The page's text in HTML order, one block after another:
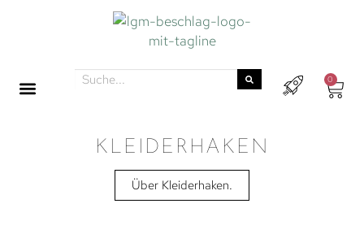
0
KLEIDERHAKEN
Über Kleiderhaken.